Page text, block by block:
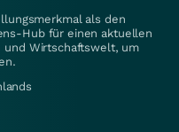
als den
Hub für einen aktuellen
und Wirtschaftswelt, um